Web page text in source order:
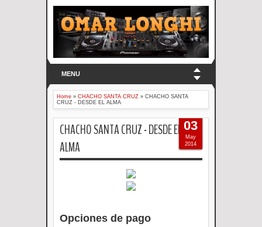
MENU
Home » CHACHO SANTA CRUZ » CHACHO SANTA
CRUZ - DESDE EL ALMA
CHACHO SANTA CRUZ - DESDE EL
ALMA
Opciones de pago
03
May
2014